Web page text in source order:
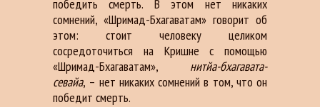
победить смерть. В этом нет никаких
сомнений, «Шримад-Бхагаватам» говорит об
этом: стоит человеку целиком
сосредоточиться на Кришне с помощью
«Шримад-Бхагаватам», нитйа-бхагавата-
севайа, – нет никаких сомнений в том, что он
победит смерть.